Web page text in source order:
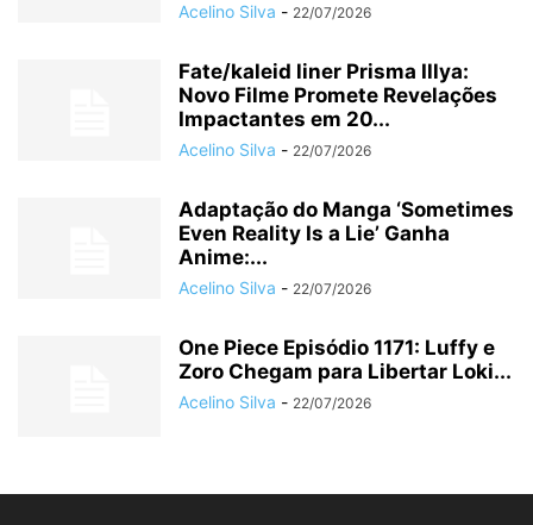
Acelino Silva - 22/07/2026
Fate/kaleid liner Prisma Illya:
Novo Filme Promete Revelações
Impactantes em 20...
Acelino Silva - 22/07/2026
Adaptação do Manga ‘Sometimes
Even Reality Is a Lie’ Ganha
Anime:...
Acelino Silva - 22/07/2026
One Piece Episódio 1171: Luffy e
Zoro Chegam para Libertar Loki...
Acelino Silva - 22/07/2026